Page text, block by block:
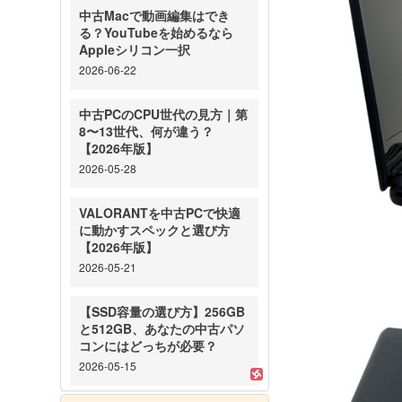
中古Macで動画編集はでき
る？YouTubeを始めるなら
Appleシリコン一択
2026-06-22
中古PCのCPU世代の見方｜第
8〜13世代、何が違う？
【2026年版】
2026-05-28
VALORANTを中古PCで快適
に動かすスペックと選び方
【2026年版】
2026-05-21
【SSD容量の選び方】256GB
と512GB、あなたの中古パソ
コンにはどっちが必要？
2026-05-15